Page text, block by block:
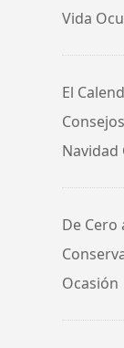
Vida
El
Navidad
De Cero
Ocasión